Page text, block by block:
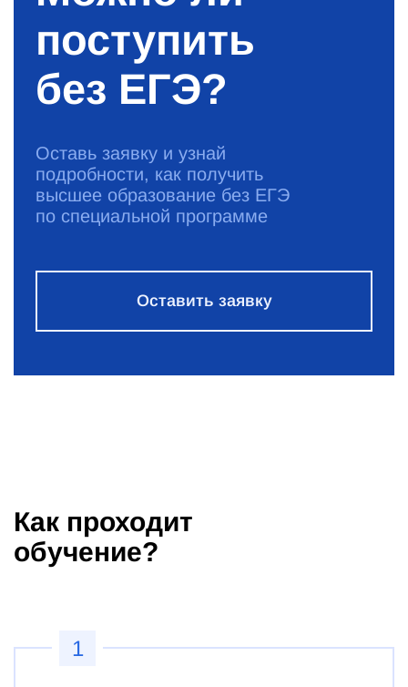
поступить
без ЕГЭ?
Оставь заявку и узнай
подробности, как получить
высшее образование без ЕГЭ
по специальной программе
Оставить заявку
Как проходит
обучение?
1